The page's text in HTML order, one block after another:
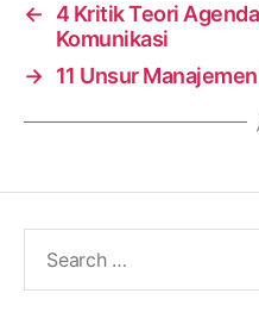
←
4 Kritik Teori
Komunikasi
→ 11 Unsur